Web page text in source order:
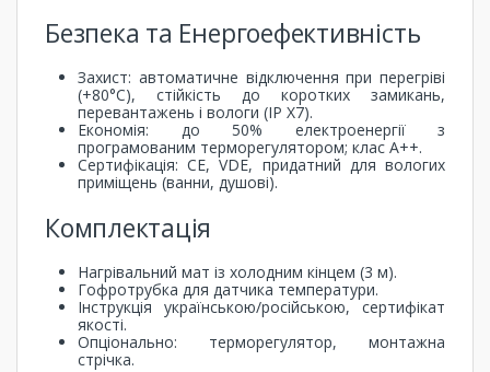
Безпека та Енергоефективність
Захист: автоматичне відключення при перегріві
(+80°C), стійкість до коротких замикань,
перевантажень і вологи (IP X7).
Економія: до 50% електроенергії з
програмованим терморегулятором; клас A++.
Сертифікація: CE, VDE, придатний для вологих
приміщень (ванни, душові).
Комплектація
Нагрівальний мат із холодним кінцем (3 м).
Гофротрубка для датчика температури.
Інструкція українською/російською, сертифікат
якості.
Опціонально: терморегулятор, монтажна
стрічка.